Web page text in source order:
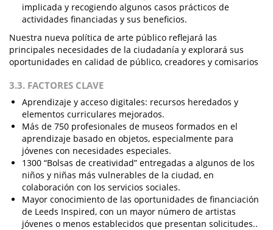
implicada y recogiendo algunos casos prácticos de
actividades financiadas y sus beneficios.
Nuestra nueva política de arte público reflejará las
principales necesidades de la ciudadanía y explorará sus
oportunidades en calidad de público, creadores y comisarios
3.3. FACTORES CLAVE
Aprendizaje y acceso digitales: recursos heredados y
elementos curriculares mejorados.
Más de 750 profesionales de museos formados en el
aprendizaje basado en objetos, especialmente para
jóvenes con necesidades especiales.
1300 “Bolsas de creatividad” entregadas a algunos de los
niños y niñas más vulnerables de la ciudad, en
colaboración con los servicios sociales.
Mayor conocimiento de las oportunidades de financiación
de Leeds Inspired, con un mayor número de artistas
jóvenes o menos establecidos que presentan solicitudes..